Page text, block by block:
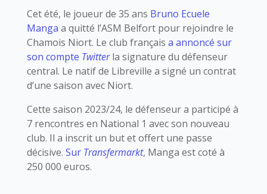
Cet été, le joueur de 35 ans Bruno Ecuele
Manga a quitté l’ASM Belfort pour rejoindre le
Chamois Niort. Le club français a annoncé sur
son compte Twitterla signature du défenseur
central. Le natif de Libreville a signé un contrat
d’une saison avec Niort.
Cette saison 2023/24, le défenseur a participé à
7 rencontres en National 1 avec son nouveau
club. Il a inscrit un but et offert une passe
décisive. Sur Transfermarkt, Manga est coté à
250 000 euros.